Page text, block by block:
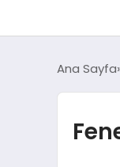
Ana Sayfa